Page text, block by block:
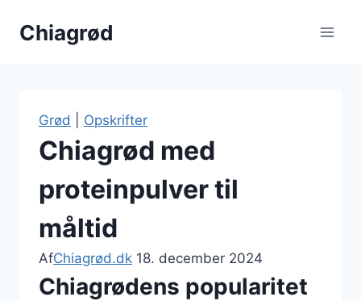
Chiagrød
Grød Opskrifter
Chiagrød med
proteinpulver til
måltid
AfChiagrød.dk 18. december 2024
Chiagrødens popularitet